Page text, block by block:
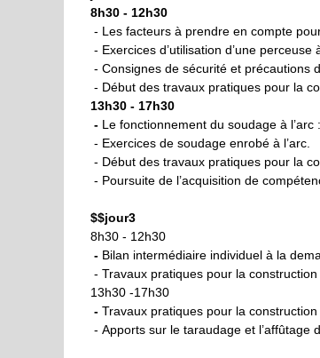
8h30 - 12h30
- Les facteurs à prendre en compte
- Exercices d’utilisation d’une perceuse
- Consignes de sécurité et précautions
- Début des travaux pratiques pour la
13h30 - 17h30
- L e fonctionnement du soudage à l’arc
- Exercices de soudage enrobé à l’arc.
- Début des travaux pratiques pour la
- Poursuite de l’acquisition de
$$jour3
8h30 - 12h30
- Bilan intermédiaire individuel à la
- Travaux pratiques pour la
13h30 -17h30
- Travaux pratiques pour la construction
- Apports sur le taraudage et l’affûtage